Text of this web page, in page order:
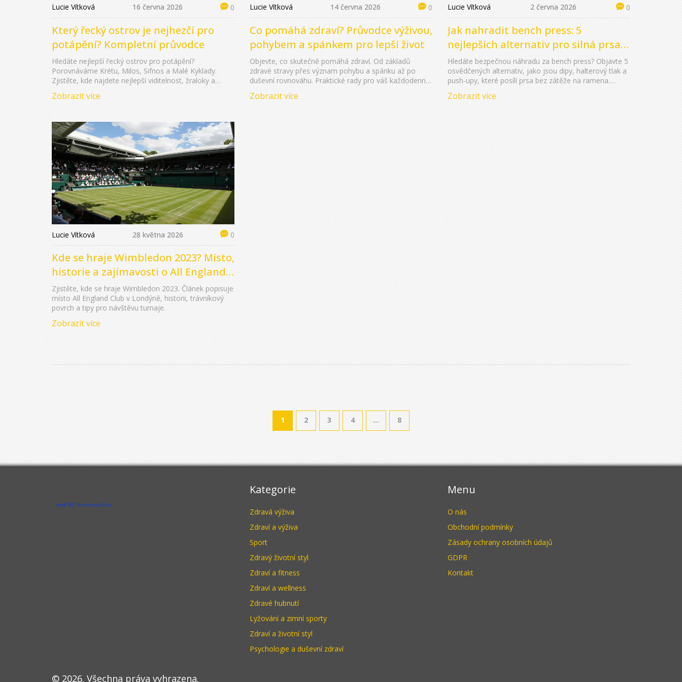
Lucie Vítková 16 června 2026 0
Který řecký ostrov je nejhezčí pro
potápění? Kompletní průvodce
Hledáte nejlepší řecký ostrov pro potápění?
Porovnáváme Krétu, Milos, Sifnos a Malé Kyklady.
Zjistěte, kde najdete nejlepší viditelnost, žraloky a
Zobrazit více
Lucie Vítková 14 června 2026 0
Co pomáhá zdraví? Průvodce výživou,
pohybem a spánkem pro lepší život
Objevte, co skutečně pomáhá zdraví. Od základů
zdravé stravy přes význam pohybu a spánku až po
duševní rovnováhu. Praktické rady pro váš každodenní
Zobrazit více
Lucie Vítková 2 června 2026 0
Jak nahradit bench press: 5
nejlepších alternativ pro silná prsa
bez zátěže na ramena
Hledáte bezpečnou náhradu za bench press? Objavte 5
osvědčených alternativ, jako jsou dipy, halterový tlak a
push-upy, které posílí prsa bez zátěže na ramena.
Zobrazit více
Lucie Vítková 28 května 2026 0
Kde se hraje Wimbledon 2023? Místo,
historie a zajímavosti o All England
Clubu
Zjistěte, kde se hraje Wimbledon 2023. Článek popisuje
místo All England Club v Londýně, historii, trávníkový
povrch a tipy pro návštěvu turnaje.
Zobrazit více
1 2 3 4 … 8
Kategorie
Zdravá výživa
Zdraví a výživa
Sport
Zdravý životní styl
Zdraví a fitness
Zdraví a wellness
Zdravé hubnutí
Lyžování a zimní sporty
Zdraví a životní styl
Psychologie a duševní zdraví
Menu
O nás
Obchodní podmínky
Zásady ochrany osobních údajů
GDPR
Kontakt
© 2026. Všechna práva vyhrazena.